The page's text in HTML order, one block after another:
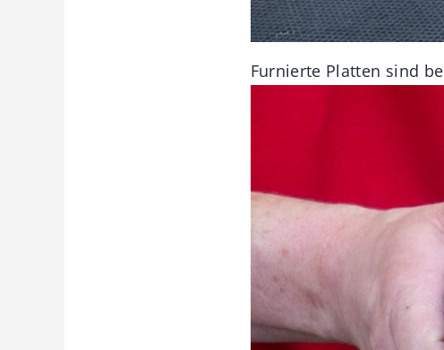
Furnierte Platten sind